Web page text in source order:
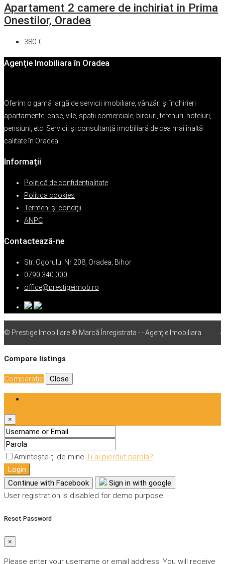
Apartament 2 camere de inchiriat in Prima
Onestilor, Oradea
380 €
Agenție Imobiliara în Oradea
Oferim o gamă largă de servicii imobiliare, vânzări și închirieri
apartamente, case, vile, spații comerciale, birouri, terenuri, hoteluri,
pensiuni, etc. Servicii și consultanță imobiliară de cea mai înaltă
calitate în Oradea.
Informații
Politică de confidențialitate
Politica cookies
Termeni şi condiţii
ANPC
Contactează-ne
Str. Ogorului Nr 208, Oradea, Bihor
0790 340 000
office@prestigeimob.ro
© Prestige Imobiliare ® Marcă Înregistrata - - Agenție Imobiliara
Compare listings
Comparaţie Close
×
Amintește-ți de mine Ti-ai pierdut parola?
Login
Continue with Facebook
Sign in with google
User registration is disabled for demo purpose.
Reset Password
×
Please enter your username or email address. You will receive